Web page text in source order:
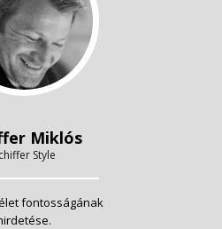
Miklós
Style
fontosságának